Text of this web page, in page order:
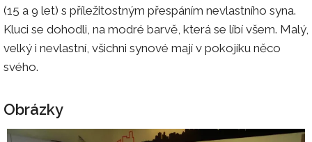
(15 a 9 let) s příležitostným přespáním nevlastního syna.
Kluci se dohodli, na modré barvě, která se líbí všem. Malý,
velký i nevlastní, všichni synové mají v pokojíku něco
svého.
Obrázky